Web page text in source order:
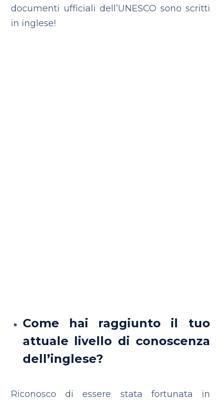
documenti ufficiali dell’UNESCO sono scritti
in inglese!
Come hai raggiunto il tuo
attuale livello di conoscenza
dell’inglese?
Riconosco di essere stata fortunata in